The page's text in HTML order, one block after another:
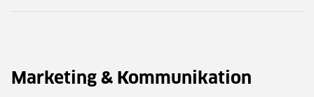
Marketing & Kommunikation